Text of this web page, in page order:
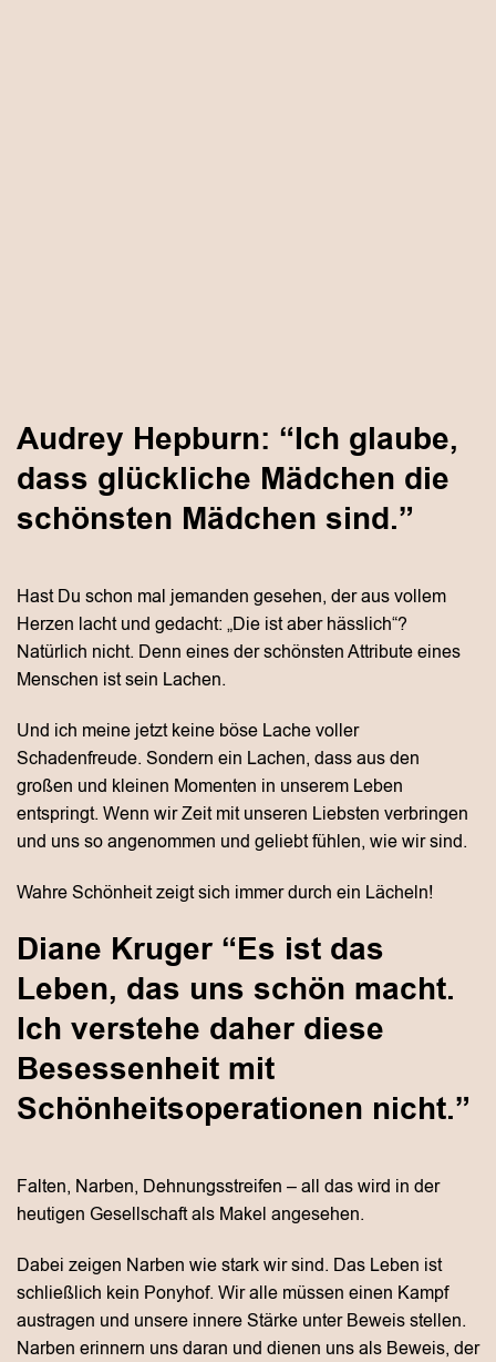
Audrey Hepburn: “Ich glaube,
dass glückliche Mädchen die
schönsten Mädchen sind.”
Hast Du schon mal jemanden gesehen, der aus vollem
Herzen lacht und gedacht: „Die ist aber hässlich“?
Natürlich nicht. Denn eines der schönsten Attribute eines
Menschen ist sein Lachen.
Und ich meine jetzt keine böse Lache voller
Schadenfreude. Sondern ein Lachen, dass aus den
großen und kleinen Momenten in unserem Leben
entspringt. Wenn wir Zeit mit unseren Liebsten verbringen
und uns so angenommen und geliebt fühlen, wie wir sind.
Wahre Schönheit zeigt sich immer durch ein Lächeln!
Diane Kruger “Es ist das
Leben, das uns schön macht.
Ich verstehe daher diese
Besessenheit mit
Schönheitsoperationen nicht.”
Falten, Narben, Dehnungsstreifen – all das wird in der
heutigen Gesellschaft als Makel angesehen.
Dabei zeigen Narben wie stark wir sind. Das Leben ist
schließlich kein Ponyhof. Wir alle müssen einen Kampf
austragen und unsere innere Stärke unter Beweis stellen.
Narben erinnern uns daran und dienen uns als Beweis, der